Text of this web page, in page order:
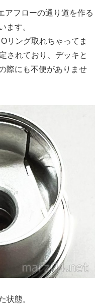
アフローの通り道を作る
ます。
リング取れちゃってま
されており、デッキと
際にも不便がありませ
状態。